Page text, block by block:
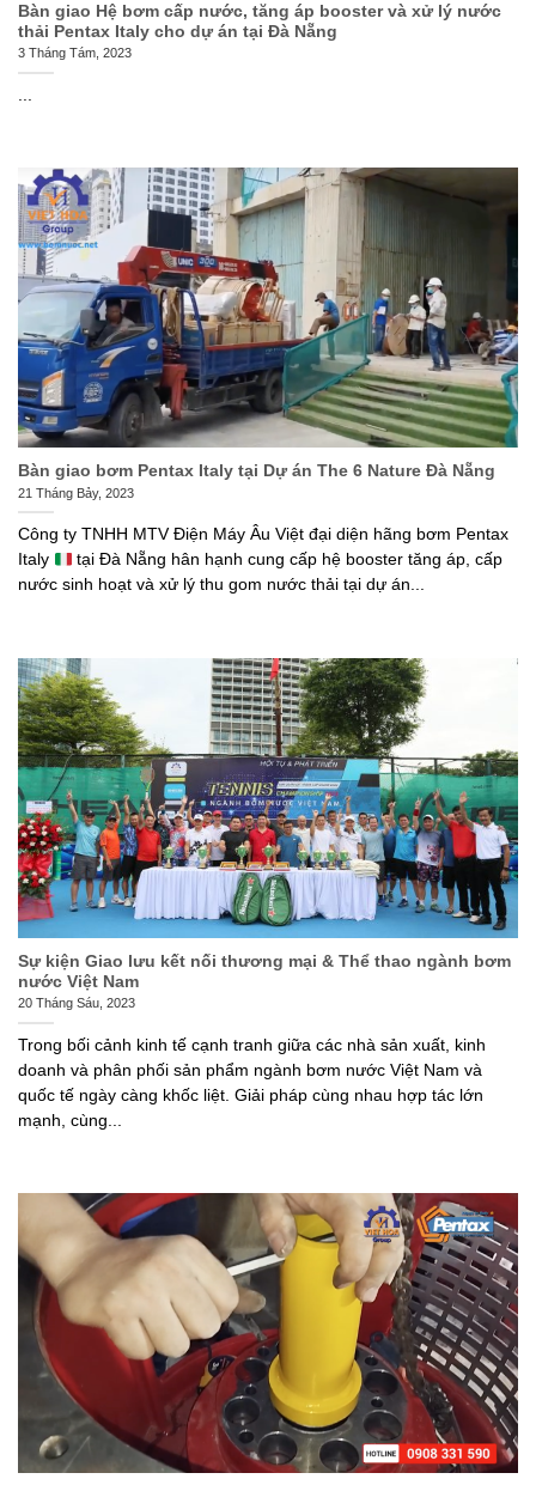
Bàn giao Hệ bơm cấp nước, tăng áp booster và xử lý nước
thải Pentax Italy cho dự án tại Đà Nẵng
3 Tháng Tám, 2023
Bàn giao bơm Pentax Italy tại Dự án The 6 Nature Đà Nẵng
21 Tháng Bảy, 2023
Công ty TNHH MTV Điện Máy Âu Việt đại diện hãng bơm Pentax
Italy
tại Đà Nẵng hân hạnh cung cấp hệ booster tăng áp, cấp
nước sinh hoạt và xử lý thu gom nước thải tại dự án...
Sự kiện Giao lưu kết nối thương mại & Thể thao ngành bơm
nước Việt Nam
20 Tháng Sáu, 2023
Trong bối cảnh kinh tế cạnh tranh giữa các nhà sản xuất, kinh
doanh và phân phối sản phẩm ngành bơm nước Việt Nam và
quốc tế ngày càng khốc liệt. Giải pháp cùng nhau hợp tác lớn
mạnh, cùng...